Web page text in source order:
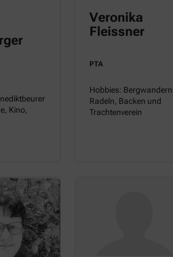
Kino,
Veronika
Fleissner
PTA
Hobbies: Bergwandern,
Radeln, Backen und
Trachtenverein